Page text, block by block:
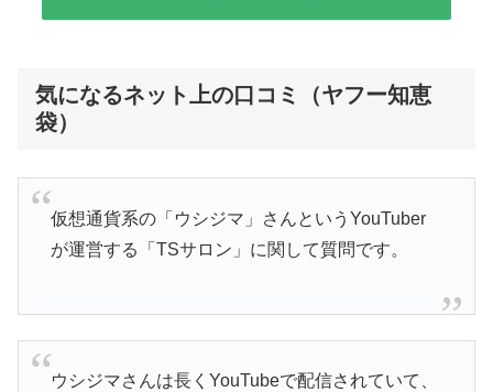
気になるネット上の口コミ（ヤフー知恵
袋）
仮想通貨系の「ウシジマ」さんというYouTuber
が運営する「TSサロン」に関して質問です。
ウシジマさんは長くYouTubeで配信されていて、